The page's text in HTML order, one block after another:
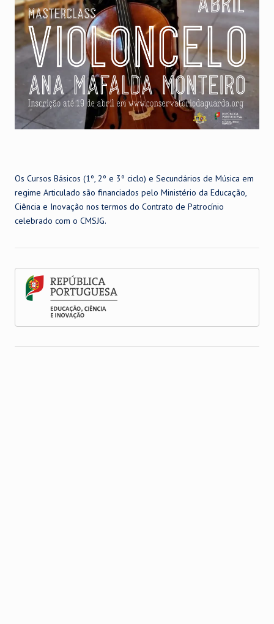
Os Cursos Básicos (1º, 2º e 3º ciclo) e Secundários de Música em
regime Articulado são financiados pelo Ministério da Educação,
Ciência e Inovação nos termos do Contrato de Patrocínio
celebrado com o CMSJG.